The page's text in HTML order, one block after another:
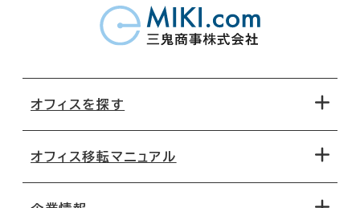
オフィスを探す
地図から探す
オフィス移転マニュアル